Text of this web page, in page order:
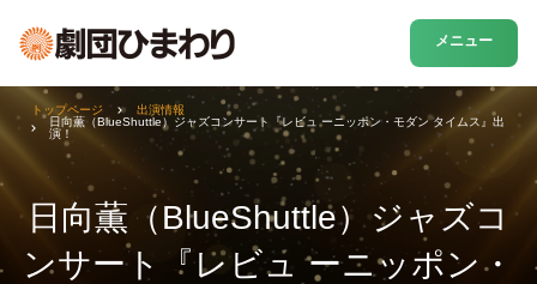
メニュー
日向薫（BlueShuttle）ジャズコ
ンサート『レビュ ーニッポン・
トップページ
出演情報
日向薫（BlueShuttle）ジャズコンサート『レビュ ーニッポン・モダン タイムス』出
演！